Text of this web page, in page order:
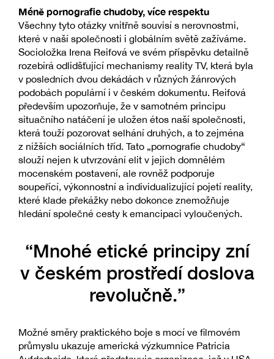
Méně pornografie chudoby, více respektu
Všechny tyto otázky vnitřně souvisí s nerovnostmi,
které v naší společnosti i globálním světě zažíváme.
Socioložka Irena Reifová ve svém příspěvku detailně
rozebírá odlidšťující mechanismy reality TV, která byla
v posledních dvou dekádách v různých žánrových
podobách populární i v českém dokumentu. Reifová
především upozorňuje, že v samotném principu
situačního natáčení je uložen étos naší společnosti,
která touží pozorovat selhání druhých, a to zejména
z nižších sociálních tříd. Tato „pornografie chudoby“
slouží nejen k utvrzování elit v jejich domnělém
mocenském postavení, ale rovněž podporuje
soupeřící, výkonnostní a individualizující pojetí reality,
které klade překážky nebo dokonce znemožňuje
hledání společné cesty k emancipaci vyloučených.
“Mnohé etické principy zní
v českém prostředí doslova
revolučně.”
Možné směry praktického boje s mocí ve filmovém
průmyslu ukazuje americká výzkumnice Patricia